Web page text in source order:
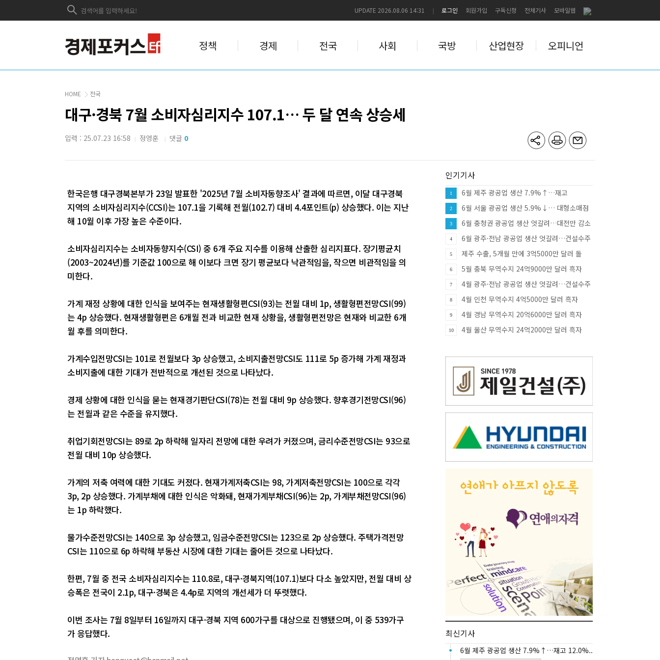
UPDATE 2026.08.06 14:31 로그인 회원가입 구독신청 전체기사 모바일웹
정책 경제 전국 사회 국방 산업현장 오피니언
HOME 전국
대구·경북 7월 소비자심리지수 107.1… 두 달 연속 상승세
입력 : 25.07.23 16:58 | 정영훈 | 댓글 0
한국은행 대구경북본부가 23일 발표한 '2025년 7월 소비자동향조사' 결과에 따르면, 이달 대구경북
지역의 소비자심리지수(CCSI)는 107.1을 기록해 전월(102.7) 대비 4.4포인트(p) 상승했다. 이는 지난
해 10월 이후 가장 높은 수준이다.
소비자심리지수는 소비자동향지수(CSI) 중 6개 주요 지수를 이용해 산출한 심리지표다. 장기평균치
(2003~2024년)를 기준값 100으로 해 이보다 크면 장기 평균보다 낙관적임을, 작으면 비관적임을 의
미한다.
가계 재정 상황에 대한 인식을 보여주는 현재생활형편CSI(93)는 전월 대비 1p, 생활형편전망CSI(99)
는 4p 상승했다. 현재생활형편은 6개월 전과 비교한 현재 상황을, 생활형편전망은 현재와 비교한 6개
월 후를 의미한다.
가계수입전망CSI는 101로 전월보다 3p 상승했고, 소비지출전망CSI도 111로 5p 증가해 가계 재정과
소비지출에 대한 기대가 전반적으로 개선된 것으로 나타났다.
경제 상황에 대한 인식을 묻는 현재경기판단CSI(78)는 전월 대비 9p 상승했다. 향후경기전망CSI(96)
는 전월과 같은 수준을 유지했다.
취업기회전망CSI는 89로 2p 하락해 일자리 전망에 대한 우려가 커졌으며, 금리수준전망CSI는 93으로
전월 대비 10p 상승했다.
가계의 저축 여력에 대한 기대도 커졌다. 현재가계저축CSI는 98, 가계저축전망CSI는 100으로 각각
3p, 2p 상승했다. 가계부채에 대한 인식은 악화돼, 현재가계부채CSI(96)는 2p, 가계부채전망CSI(96)
는 1p 하락했다.
물가수준전망CSI는 140으로 3p 상승했고, 임금수준전망CSI는 123으로 2p 상승했다. 주택가격전망
CSI는 110으로 6p 하락해 부동산 시장에 대한 기대는 줄어든 것으로 나타났다.
한편, 7월 중 전국 소비자심리지수는 110.8로, 대구·경북지역(107.1)보다 다소 높았지만, 전월 대비 상
승폭은 전국이 2.1p, 대구·경북은 4.4p로 지역의 개선세가 더 뚜렷했다.
이번 조사는 7월 8일부터 16일까지 대구·경북 지역 600가구를 대상으로 진행됐으며, 이 중 539가구
가 응답했다.
인기기사
1
6월 제주 광공업 생산 7.9%↑…재고
12.0%↑·대형소매점 판매 10.8%
2
6월 서울 광공업 생산 5.9%↓… 대형소매점
판매 9.8%↑·건설수주 81.8%↑
3
6월 충청권 광공업 생산 엇갈려…대전만 감소
·충북 33.8% 증가
4
6월 광주·전남 광공업 생산 엇갈려…건설수주
급증
5
제주 수출, 5개월 만에 3억5000만 달러 돌
파…반도체가 견인
6 5월 충북 무역수지 24억9000만 달러 흑자
7
4월 광주·전남 광공업 생산 엇갈려…건설수주
증가세
8 4월 인천 무역수지 4억5000만 달러 흑자
9 4월 경남 무역수지 20억6000만 달러 흑자
10 4월 울산 무역수지 24억2000만 달러 흑자
최신기사
6월 제주 광공업 생산 7.9%↑…재고 12.0%..